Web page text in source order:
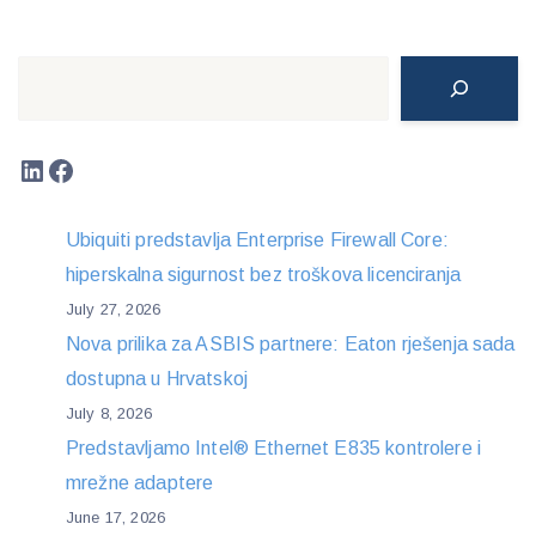
LinkedIn
Facebook
Ubiquiti predstavlja Enterprise Firewall Core:
hiperskalna sigurnost bez troškova licenciranja
July 27, 2026
Nova prilika za ASBIS partnere: Eaton rješenja sada
dostupna u Hrvatskoj
July 8, 2026
Predstavljamo Intel® Ethernet E835 kontrolere i
mrežne adaptere
June 17, 2026